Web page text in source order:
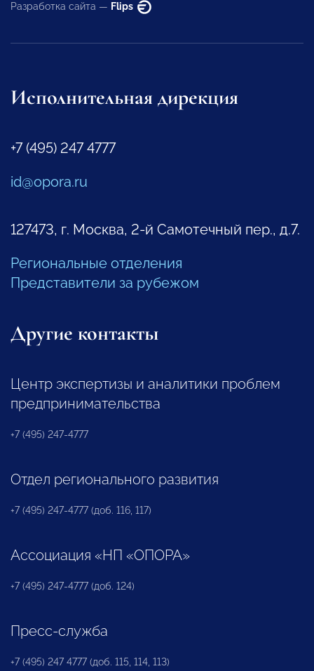
Разработка сайта — Flips
Исполнительная дирекция
+7 (495) 247 4777
id@opora.ru
127473, г. Москва, 2-й Самотечный пер., д.7.
Региональные отделения
Представители за рубежом
Другие контакты
Центр экспертизы и аналитики проблем
предпринимательства
+7 (495) 247-4777
Отдел регионального развития
+7 (495) 247-4777 (доб. 116, 117)
Ассоциация «НП «ОПОРА»
+7 (495) 247-4777 (доб. 124)
Пресс-служба
+7 (495) 247 4777 (доб. 115, 114, 113)